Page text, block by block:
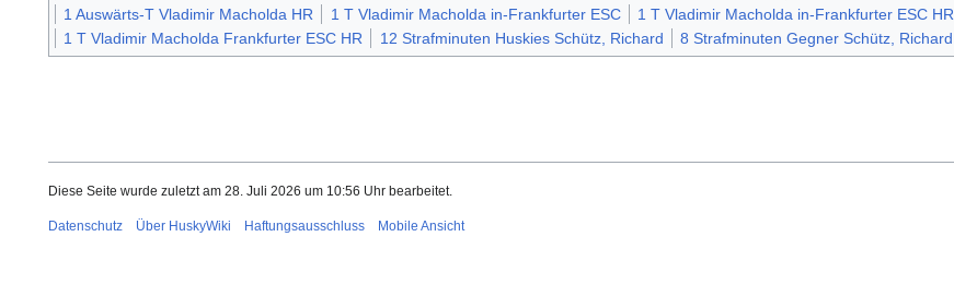
1 Auswärts-T Vladimir Macholda HR
1 T Vladimir Macholda in-Frankfurter ESC 1 T Vladimir Macholda in-Frankfurter ESC HR
1 T Vladimir Macholda Frankfurter ESC HR
12 Strafminuten Huskies Schütz, Richard 8 Strafminuten Gegner Schütz, Richard
Diese Seite wurde zuletzt am 28. Juli 2026 um 10:56 Uhr bearbeitet.
Datenschutz Über HuskyWiki Haftungsausschluss Mobile Ansicht